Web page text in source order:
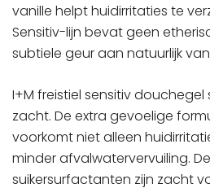
vanille helpt huidirritaties te
Sensitiv-lijn bevat geen
subtiele geur aan natuurlijk
I+M freistiel sensitiv
zacht. De extra gevoelige
voorkomt niet alleen
minder afvalwatervervuiling.
suikersurfactanten zijn zacht